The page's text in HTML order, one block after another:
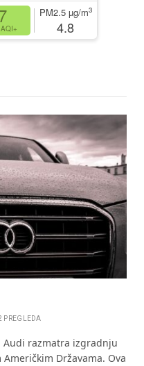
PM2.5 µg/m3
4.8
PREGLEDA
Audi razmatra izgradnju
Državama. Ova